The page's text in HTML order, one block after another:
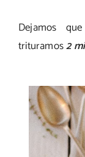
Dejamos
trituramos2